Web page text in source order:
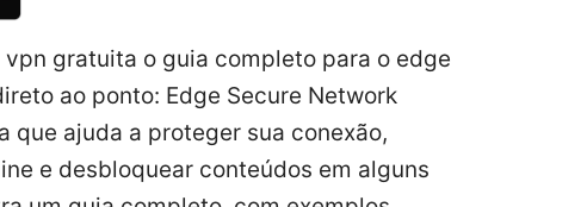
gratuita o guia completo para o edge
ao ponto: Edge Secure Network
que ajuda a proteger sua conexão,
e desbloquear conteúdos em alguns